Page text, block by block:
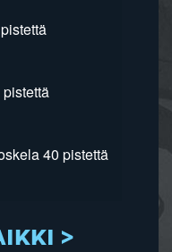
40 pistettä
>